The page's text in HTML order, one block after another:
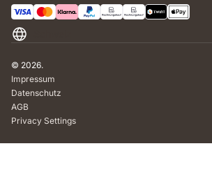
© 2026.
Impressum
Datenschutz
AGB
Privacy Settings